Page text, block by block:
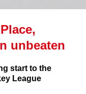
unbeaten
start to the
League